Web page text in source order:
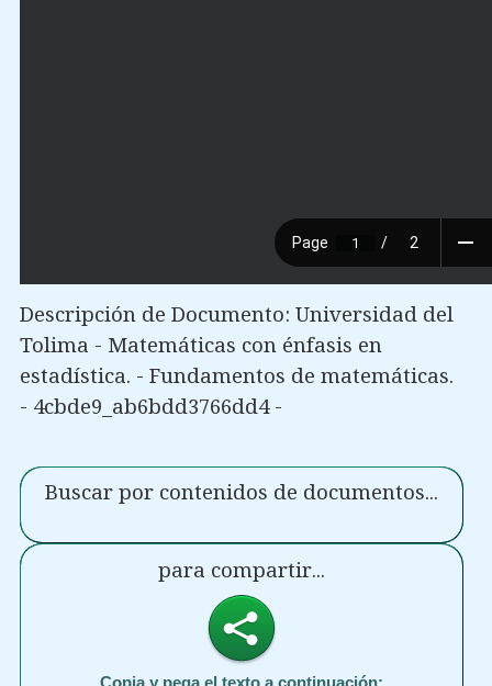
Descripción de Documento: Universidad del
Tolima - Matemáticas con énfasis en
estadística. - Fundamentos de matemáticas.
- 4cbde9_ab6bdd3766dd4 -
Buscar por contenidos de documentos...
para compartir...